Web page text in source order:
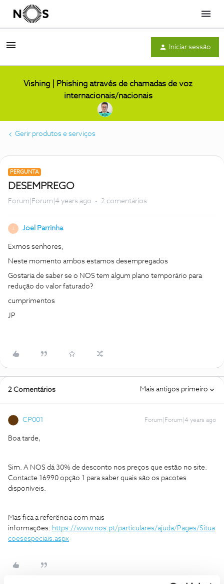
Menu
Iniciar sessão
Vishing | Phishing através de chamadas de voz
internacionais/nacionais
Gerir produtos e serviços
PERGUNTA
DESEMPREGO
Forum|Forum|4 years ago 2 comentários
Joel Parrinha
Exmos senhores,
Neste momento ambos estamos desempregados
Gostaria de saber se o NOS tem algum plano temporário para
redução do valor faturado?
cumprimentos
JP
2 Comentários Mais antigos primeiro
CP001 Forum|Forum|4 years ago
Boa tarde,
Sim. A NOS dá 30% de desconto nos preços que estão no site.
Contacte 16990 opção 1 para saber quais são os pacotes
disponíveis.
Mas fica a referência com mais
informações: https://www.nos.pt/particulares/ajuda/Pages/Situa
coesespeciais.aspx